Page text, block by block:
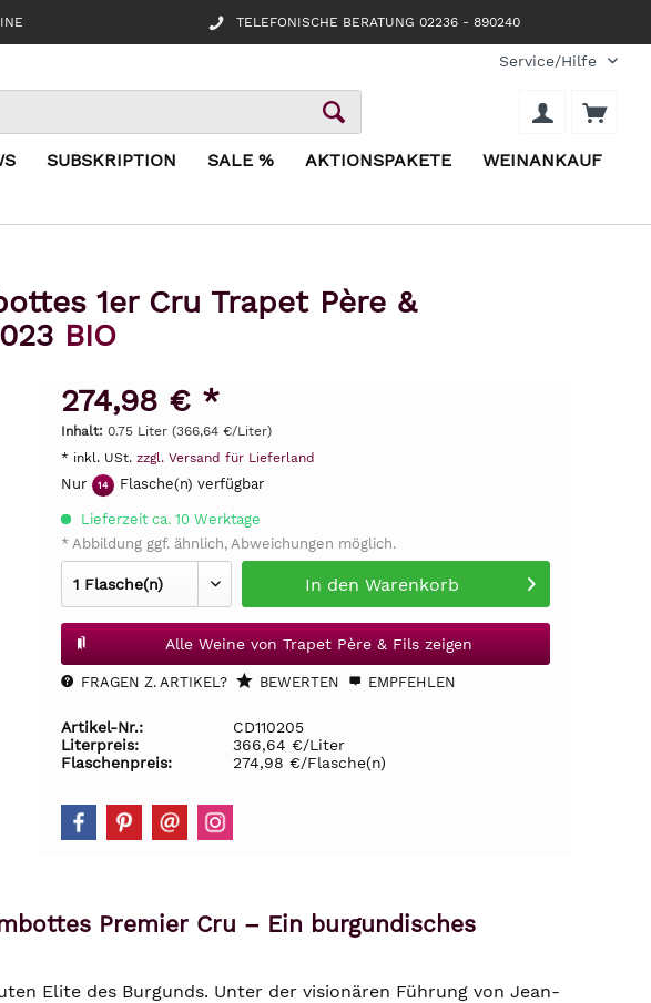
TELEFONISCHE BERATUNG 02236 - 890240
Service/Hilfe
SUBSKRIPTION SALE % AKTIONSPAKETE WEINANKAUF
1er Cru Trapet Père &
BIO
274,98 € *
Inhalt: 0.75 Liter (366,64 €/Liter)
* inkl. USt. zzgl. Versand für Lieferland
Nur 14 Flasche(n) verfügbar
Lieferzeit ca. 10 Werktage
* Abbildung ggf. ähnlich, Abweichungen möglich.
In den Warenkorb
Alle Weine von Trapet Père & Fils zeigen
FRAGEN Z. ARTIKEL? BEWERTEN EMPFEHLEN
Artikel-Nr.:
CD110205
Literpreis:
366,64 €/Liter
Flaschenpreis:
274,98 €/Flasche(n)
Premier Cru – Ein burgundisches
Elite des Burgunds. Unter der visionären Führung von Jean-